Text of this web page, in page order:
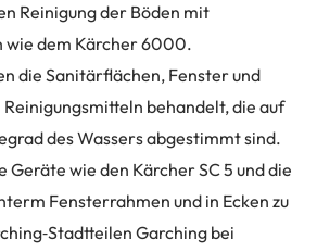
Reinigung der Böden mit
wie dem Kärcher 6000.
die Sanitärflächen, Fenster und
behandelt, die auf
des Wassers abgestimmt sind.
wie den Kärcher SC 5 und die
Fensterrahmen und in Ecken zu
Garching bei